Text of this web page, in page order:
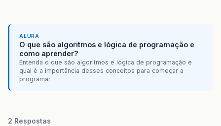
ALURA
O que são algoritmos e lógica de programação e
como aprender?
Entenda o que são algoritmos e lógica de programação e
qual é a importância desses conceitos para começar a
programar
2 Respostas